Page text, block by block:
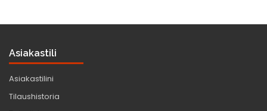
Asiakastili
Asiakastilini
Tilaushistoria